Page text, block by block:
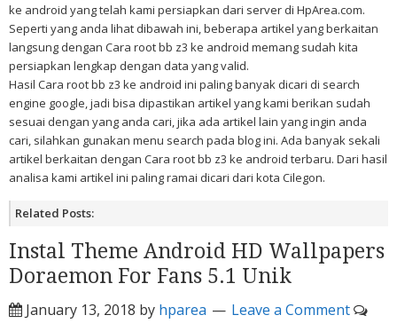
ke android yang telah kami persiapkan dari server di HpArea.com.
Seperti yang anda lihat dibawah ini, beberapa artikel yang berkaitan
langsung dengan Cara root bb z3 ke android memang sudah kita
persiapkan lengkap dengan data yang valid.
Hasil Cara root bb z3 ke android ini paling banyak dicari di search
engine google, jadi bisa dipastikan artikel yang kami berikan sudah
sesuai dengan yang anda cari, jika ada artikel lain yang ingin anda
cari, silahkan gunakan menu search pada blog ini. Ada banyak sekali
artikel berkaitan dengan Cara root bb z3 ke android terbaru. Dari hasil
analisa kami artikel ini paling ramai dicari dari kota Cilegon.
Related Posts:
Instal Theme Android HD Wallpapers
Doraemon For Fans 5.1 Unik
January 13, 2018 by hparea Leave a Comment